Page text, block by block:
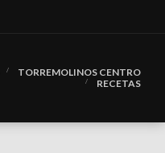
TORREMOLINOS CENTRO
RECETAS